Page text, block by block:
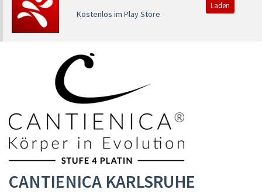
Kostenlos im Play Store
Laden
CANTIENICA KARLSRUHE